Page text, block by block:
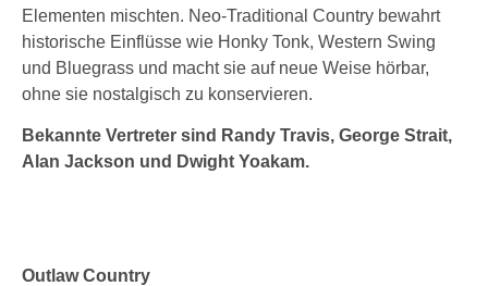
Elementen mischten. Neo-Traditional Country bewahrt
historische Einflüsse wie Honky Tonk, Western Swing
und Bluegrass und macht sie auf neue Weise hörbar,
ohne sie nostalgisch zu konservieren.
Bekannte Vertreter sind Randy Travis, George Strait,
Alan Jackson und Dwight Yoakam.
Outlaw Country